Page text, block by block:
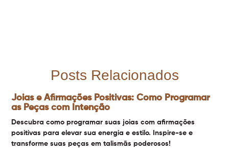
Posts Relacionados
Joias e Afirmações Positivas: Como Programar
as Peças com Intenção
Descubra como programar suas joias com afirmações
positivas para elevar sua energia e estilo. Inspire-se e
transforme suas peças em talismãs poderosos!